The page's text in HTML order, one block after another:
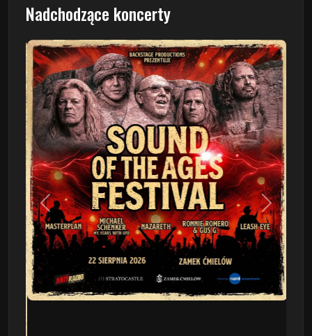
Nadchodzące koncerty
Poprzedni Następny
This Will Destroy You